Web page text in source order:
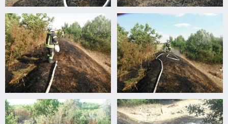
Avartűz Avartűz
Avartűz Avartűz